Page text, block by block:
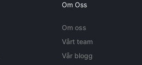
Om Oss
Om oss
Vårt team
Vår blogg